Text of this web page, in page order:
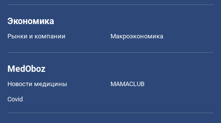
Экономика
Рынки и компании Mакроэкономика
MedOboz
Новости медицины MAMACLUB
Covid